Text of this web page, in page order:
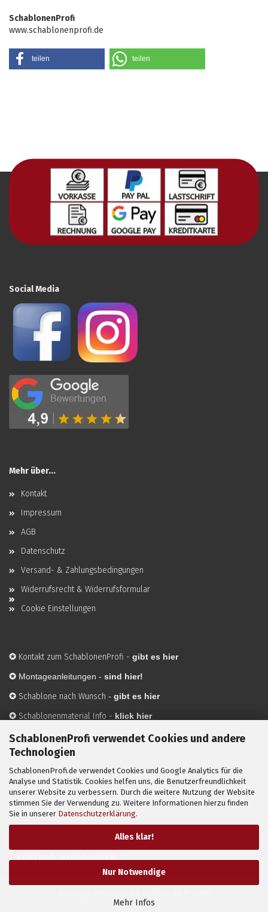
SchablonenProfi verwendet Cookies und andere
Technologien
SchablonenProfi.de verwendet Cookies und Google Analytics für die
Analyse und Statistik. Cookies helfen uns, die Benutzerfreundlichkeit
unserer Website zu verbessern. Durch die weitere Nutzung der Website
stimmen Sie der Verwendung zu. Weitere Informationen hierzu finden
Sie in unserer Datenschutzerklärung.
Alles klar!
Nur Notwendige
Mehr Infos
SchablonenProfi
www.schablonenprofi.de
teilen teilen
Social Media
Mehr über...
Kontakt
Impressum
AGB
Datenschutz
Versand- & Zahlungsbedingungen
Widerrufsrecht & Widerrufsformular
Cookie Einstellungen
✪ Kontakt zum SchablonenProfi - gibt es hier
✪ Montageanleitungen - sind hier!
✪ Schablone nach Wunsch - gibt es hier
✪ Schablonenmaterial Info - klick hier
✪Hersteller-hier mehr Infos
Mit ✪ gekennzeichnete Bilder sind KI-generierte
Anwendungsbeispiele zur Visualisierung der Motive.
© SchablonenProfi.de2026